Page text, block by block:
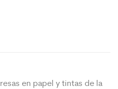
en papel y tintas de la